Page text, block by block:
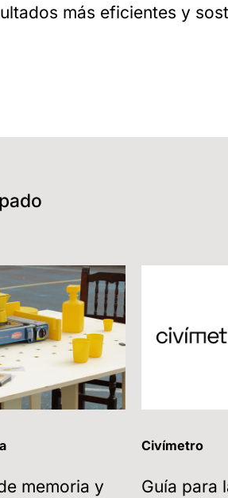
más eficientes y
memoria y
Civímetro
Guía para